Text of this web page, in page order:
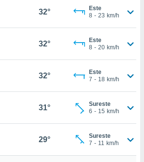
32°
Este
8 - 23 km/h
32°
Este
8 - 20 km/h
32°
Este
7 - 18 km/h
31°
Sureste
6 - 15 km/h
29°
Sureste
7 - 11 km/h